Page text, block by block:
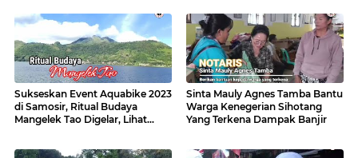
Sukseskan Event Aquabike 2023
di Samosir, Ritual Budaya
Mangelek Tao Digelar, Lihat
Sinta Mauly Agnes Tamba Bantu
Warga Kenegerian Sihotang
Yang Terkena Dampak Banjir